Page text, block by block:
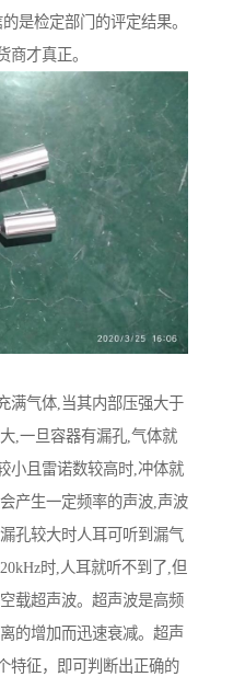
是检定部门的评定结果。
商才真正。
满气体,当其内部压强大于
,一旦容器有漏孔,气体就
小且雷诺数较高时,冲体就
产生一定频率的声波,声波
孔较大时人耳可听到漏气
时,人耳就听不到了,但
载超声波。超声波是高频
的增加而迅速衰减。超声
特征，即可判断出正确的